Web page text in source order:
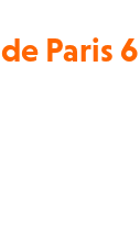
Paris 6